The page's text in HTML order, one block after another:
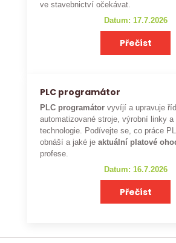
ve stavebnictví očekávat.
Datum: 17.7.2026
Přečíst
PLC programátor
PLC programátor vyvíjí a upravuje
automatizované stroje, výrobní linky a
technologie. Podívejte se, co práce
obnáší a jaké je aktuální platové
profese.
Datum: 16.7.2026
Přečíst